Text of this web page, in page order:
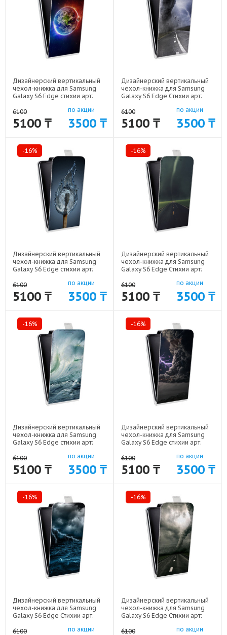
Дизайнерский вертикальный
чехол-книжка для Samsung
Galaxy S6 Edge стихии арт:
6100
5100 ₸
по акции
3500 ₸
Дизайнерский вертикальный
чехол-книжка для Samsung
Galaxy S6 Edge Стихии арт:
6100
5100 ₸
по акции
3500 ₸
-16%
Дизайнерский вертикальный
чехол-книжка для Samsung
Galaxy S6 Edge стихии арт:
6100
5100 ₸
по акции
3500 ₸
-16%
Дизайнерский вертикальный
чехол-книжка для Samsung
Galaxy S6 Edge Стихии арт:
6100
5100 ₸
по акции
3500 ₸
-16%
Дизайнерский вертикальный
чехол-книжка для Samsung
Galaxy S6 Edge стихии арт:
6100
5100 ₸
по акции
3500 ₸
-16%
Дизайнерский вертикальный
чехол-книжка для Samsung
Galaxy S6 Edge стихии арт:
6100
5100 ₸
по акции
3500 ₸
-16%
Дизайнерский вертикальный
чехол-книжка для Samsung
Galaxy S6 Edge Стихии арт:
6100
по акции
-16%
Дизайнерский вертикальный
чехол-книжка для Samsung
Galaxy S6 Edge Стихии арт:
6100
по акции